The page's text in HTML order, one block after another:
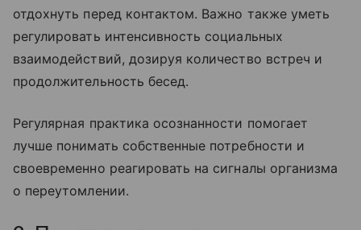
отдохнуть перед контактом. Важно также уметь
регулировать интенсивность социальных
взаимодействий, дозируя количество встреч и
продолжительность бесед.
Регулярная практика осознанности помогает
лучше понимать собственные потребности и
своевременно реагировать на сигналы организма
о переутомлении.